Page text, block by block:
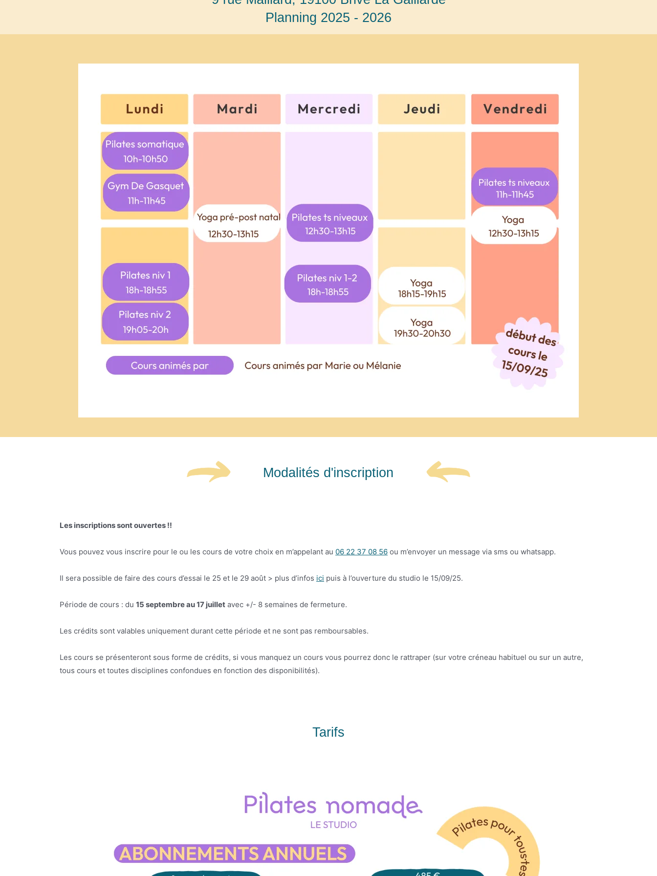
Planning 2025 - 2026
Modalités d'inscription
Les inscriptions sont ouvertes !!
Vous pouvez vous inscrire pour le ou les cours de votre choix en m’appelant au 06 22 37 08 56 ou m’envoyer un message via sms ou whatsapp.
Il sera possible de faire des cours d’essai le 25 et le 29 août > plus d’infos ici puis à l’ouverture du studio le 15/09/25.
Période de cours : du 15 septembre au 17 juillet avec +/- 8 semaines de fermeture.
Les crédits sont valables uniquement durant cette période et ne sont pas remboursables.
Les cours se présenteront sous forme de crédits, si vous manquez un cours vous pourrez donc le rattraper (sur votre créneau habituel ou sur un autre,
tous cours et toutes disciplines confondues en fonction des disponibilités).
Tarifs